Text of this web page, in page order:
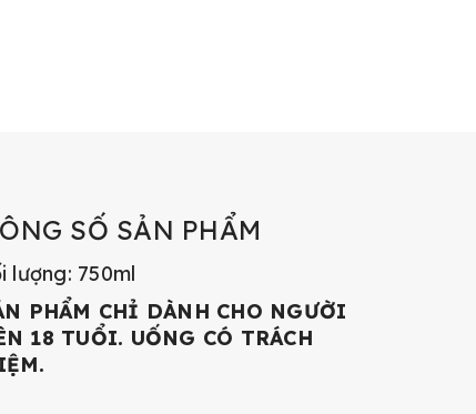
SỐ SẢN PHẨM
lượng: 750ml
PHẨM CHỈ DÀNH CHO NGƯỜI
18 TUỔI. UỐNG CÓ TRÁCH